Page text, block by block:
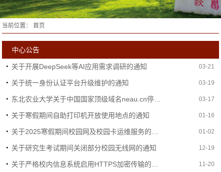
当前位置：首页
中心公告
关于开展DeepSeek等AI应用需求调研的通知 03-21
关于统一身份认证平台升级维护的通知 03-19
东北农业大学关于中国国家顶级域名neau.cn停止使用声明 03-17
关于寒假期间自助打印机开放使用地点的通知 01-16
关于2025寒假期间校园网及校园卡运维服务的通知 01-02
关于研究生考试期间关闭部分校园无线网的通知 12-19
关于严格校内信息系统启用HTTPS加密传输的通知 11-20